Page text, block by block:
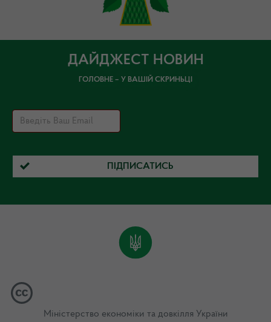
ДАЙДЖЕСТ НОВИН
ГОЛОВНЕ – У ВАШІЙ СКРИНЬЦІ
ПІДПИСАТИСЬ
Міністерство економіки та довкілля України